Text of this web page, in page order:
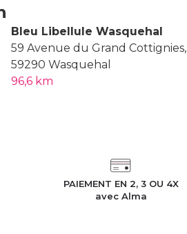
Bleu Libellule Wasquehal
59 Avenue du Grand Cottignies,
59290 Wasquehal
96,6 km
PAIEMENT EN 2, 3 OU 4X
avec Alma